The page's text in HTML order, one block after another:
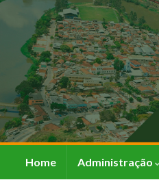
Home Administração